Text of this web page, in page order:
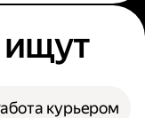
курьером